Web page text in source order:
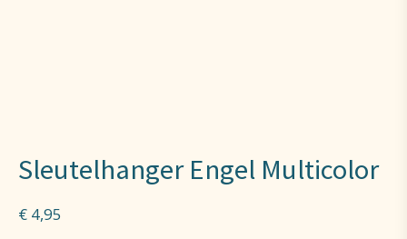
Sleutelhanger Engel Multicolor
€ 4,95